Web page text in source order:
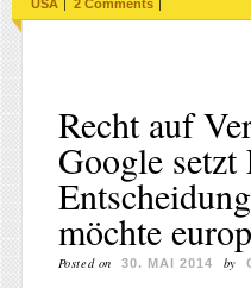
USA | 2 Comments |
Recht auf
Google
möchte
Posted on 30. MAI 2014 by